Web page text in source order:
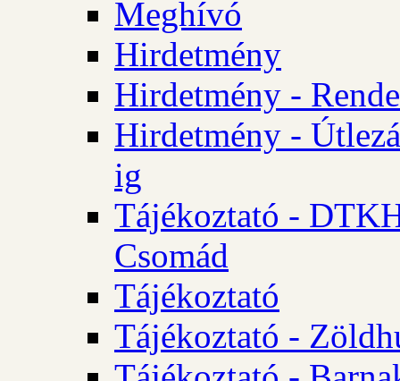
Meghívó
Hirdetmény
Hirdetmény -
Hirdetmény -
ig
Tájékoztató -
Csomád
Tájékoztató
Tájékoztató -